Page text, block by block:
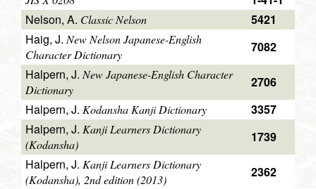
Nelson, A. Classic Nelson
5421
Haig, J.New Nelson Japanese-English
Character Dictionary
7082
Halpern, J. New Japanese-English Character
Dictionary
2706
Halpern, J. Kodansha Kanji Dictionary
3357
Halpern, J. Kanji Learners Dictionary
(Kodansha)
1739
Halpern, J. Kanji Learners Dictionary
(Kodansha), 2nd edition (2013)
2362